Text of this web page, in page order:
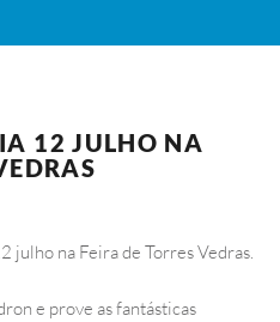
12 JULHO NA
julho na Feira de Torres Vedras.
e prove as fantásticas